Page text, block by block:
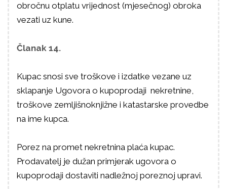
obročnu otplatu vrijednost (mjesečnog) obroka
vezati uz kune.
Članak 14.
Kupac snosi sve troškove i izdatke vezane uz
sklapanje Ugovora o kupoprodaji nekretnine,
troškove zemljišnoknjižne i katastarske provedbe
na ime kupca.
Porez na promet nekretnina plaća kupac.
Prodavatelj je dužan primjerak ugovora o
kupoprodaji dostaviti nadležnoj poreznoj upravi.